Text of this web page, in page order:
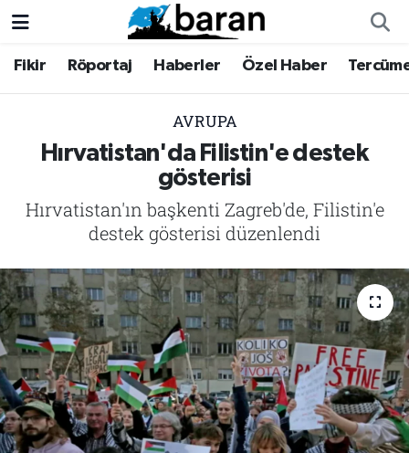
Fikir Röportaj Haberler Özel Haber
AVRUPA
Hırvatistan'da Filistin'e destek
gösterisi
Hırvatistan'ın başkenti Zagreb'de, Filistin'e
destek gösterisi düzenlendi
Fikir
Haberler
Özel Haber
İktibas
Büyük Doğu-İbda
Dergi
Tarih
Fikir
Haberler
Özel Haber
İktibas
Büyük Doğu-İbda
Dergi
İletişim
Nöbetçi Eczaneler
Trafik Durumu
Süper Lig Puan Durumu ve Fikstür
Son Dakika Haberleri
Haber Arşivi